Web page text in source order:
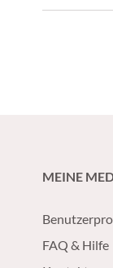
MEINE
FAQ & Hilfe